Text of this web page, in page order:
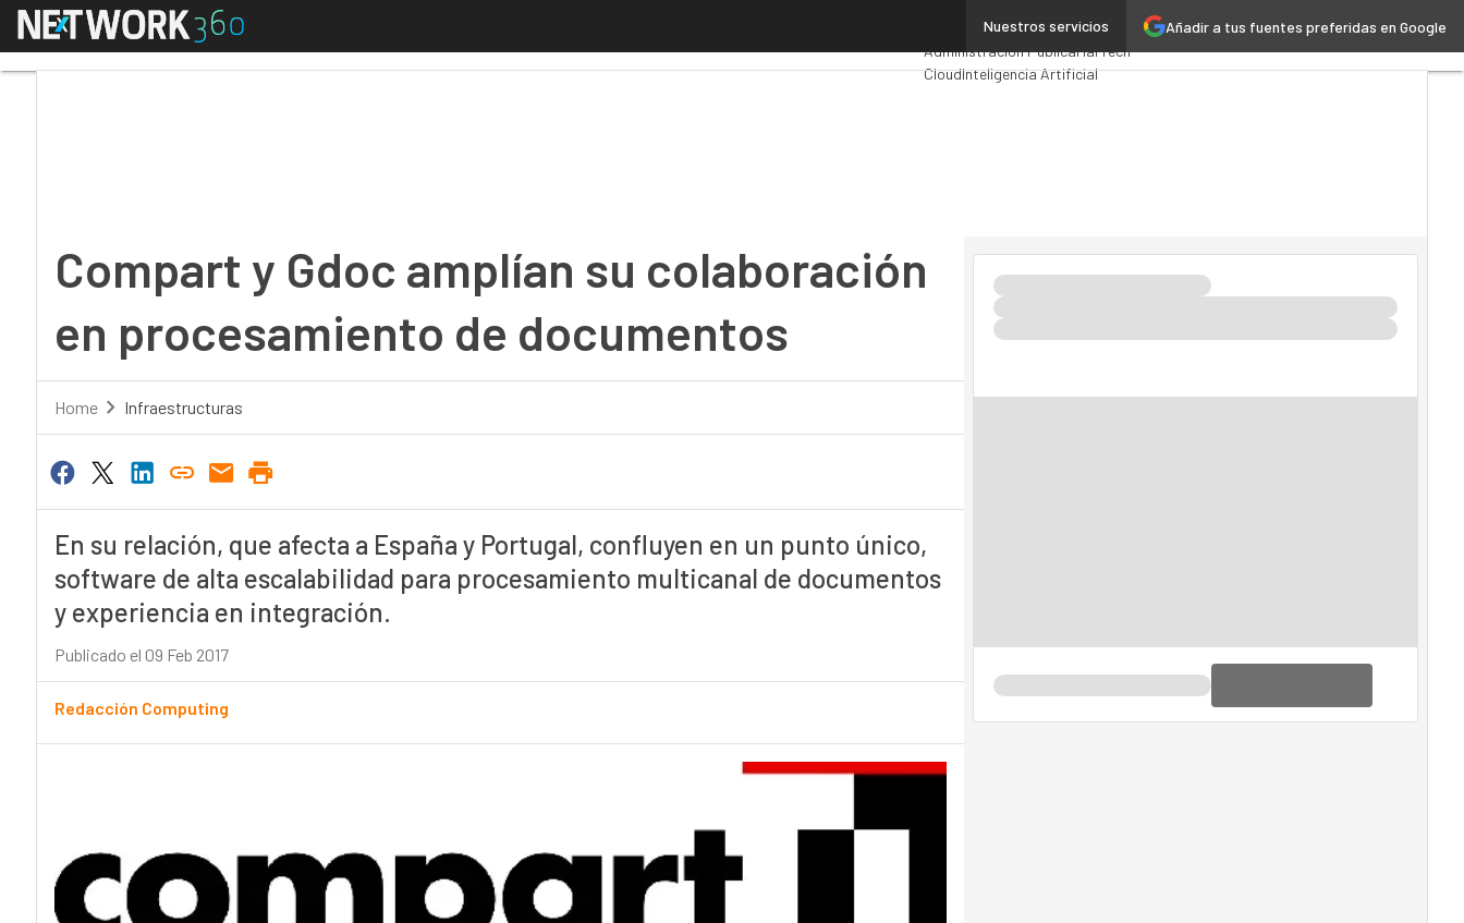
Añadir a tus fuentes preferidas en Google
Nuestros servicios
Menú Premios ComputingAnalytics
Administración PúblicaMarTech
CloudInteligencia Artificial
Compart y Gdoc amplían su colaboración
en procesamiento de documentos
Home Infraestructuras
En su relación, que afecta a España y Portugal, confluyen en un punto único,
software de alta escalabilidad para procesamiento multicanal de documentos
y experiencia en integración.
Publicado el 09 Feb 2017
Redacción Computing